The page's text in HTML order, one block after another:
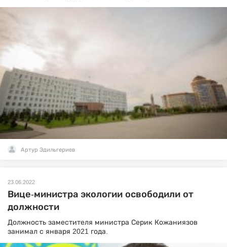
Артур Эдильгериев
23.06.2022
Вице-министра экологии освободили от
должности
Должность заместителя министра Серик Кожаниязов
занимал с января 2021 года.